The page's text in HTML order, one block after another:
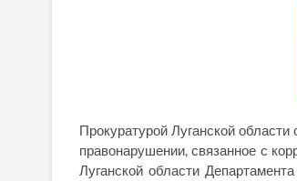
Прокуратурой Луганской
правонарушении, связанное с
Луганской области